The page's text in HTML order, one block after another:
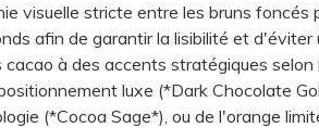
visuelle stricte entre les bruns foncés
afin de garantir la lisibilité et d'éviter
à des accents stratégiques selon
luxe (*Dark Chocolate
(*Cocoa Sage*), ou de l'orange